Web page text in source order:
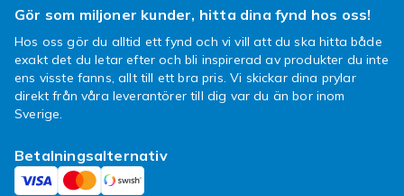
dig med ditt ärende. Observera dock att
plomberade varor inte inkluderas i ångerrätten
på Fyndiq om plomberingen är bruten.
Handla alla L.O.L. Surprise Little
Varför märket L.O.L. Surprise kommit att bli så
populärt är just för att du får en överraskning
Gör som miljoner kunder, hitta dina fynd hos oss!
Hos oss gör du alltid ett fynd och vi vill att du ska hitta både
exakt det du letar efter och bli inspirerad av produkter du inte
ens visste fanns, allt till ett bra pris. Vi skickar dina prylar
direkt från våra leverantörer till dig var du än bor inom
Sverige.
Betalningsalternativ